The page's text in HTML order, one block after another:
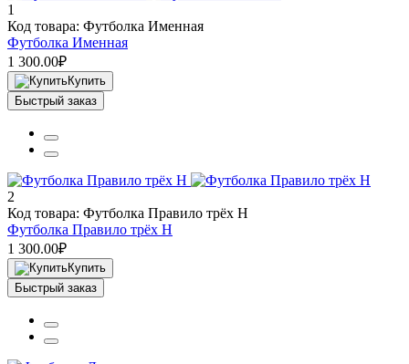
1
Код товара: Футболка Именная
Футболка Именная
1 300.00₽
Купить
Быстрый заказ
2
Код товара: Футболка Правило трёх Н
Футболка Правило трёх Н
1 300.00₽
Купить
Быстрый заказ